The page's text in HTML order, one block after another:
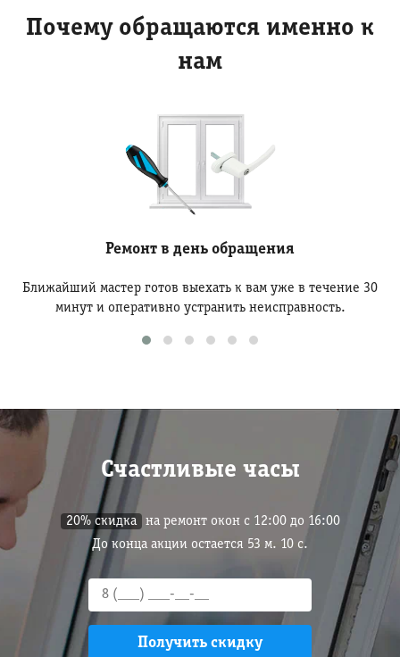
Почему обращаются именно к
нам
Ремонт в день обращения
Ближайший мастер готов выехать к вам уже в течение 30
минут и оперативно устранить неисправность.
Счастливые часы
20% скидка
на ремонт окон с 12:00 до 16:00
До конца акции остается53 м.9с.